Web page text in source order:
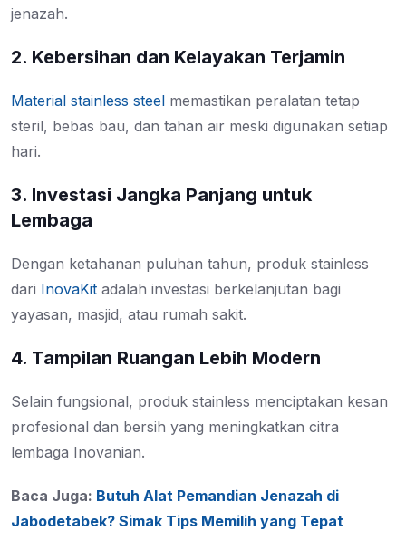
jenazah.
2. Kebersihan dan Kelayakan Terjamin
Material stainless steel memastikan peralatan tetap
steril, bebas bau, dan tahan air meski digunakan setiap
hari.
3. Investasi Jangka Panjang untuk
Lembaga
Dengan ketahanan puluhan tahun, produk stainless
dari InovaKit adalah investasi berkelanjutan bagi
yayasan, masjid, atau rumah sakit.
4. Tampilan Ruangan Lebih Modern
Selain fungsional, produk stainless menciptakan kesan
profesional dan bersih yang meningkatkan citra
lembaga Inovanian.
Baca Juga: Butuh Alat Pemandian Jenazah di
Jabodetabek? Simak Tips Memilih yang Tepat